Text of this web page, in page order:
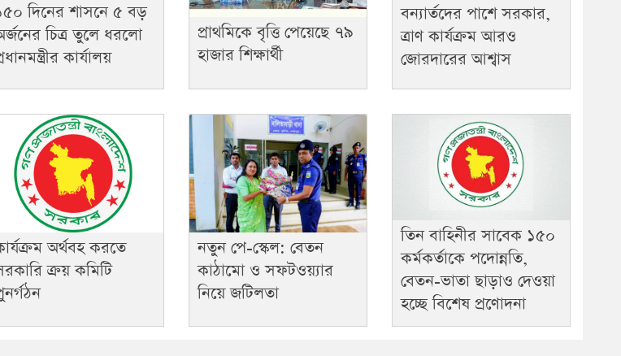
দিনের শাসনে ৫ বড়
চিত্র তুলে ধরলো
কার্যালয়
প্রাথমিকে বৃত্তি পেয়েছে ৭৯
হাজার শিক্ষার্থী
বন্যার্তদের পাশে সরকার,
ত্রাণ কার্যক্রম আরও
জোরদারের আশ্বাস
অর্থবহ করতে
ক্রয় কমিটি
নতুন পে-স্কেল: বেতন
কাঠামো ও সফটওয়্যার
নিয়ে জটিলতা
তিন বাহিনীর সাবেক ১৫০
কর্মকর্তাকে পদোন্নতি,
বেতন-ভাতা ছাড়াও দেওয়া
হচ্ছে বিশেষ প্রণোদনা